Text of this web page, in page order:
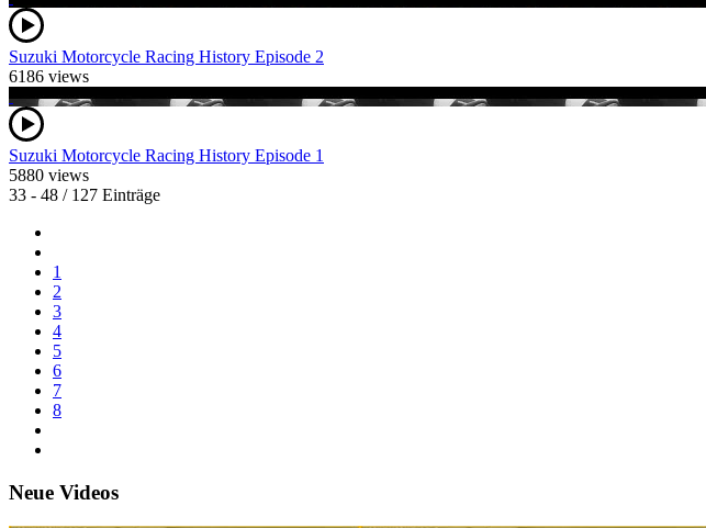
Suzuki Motorcycle Racing History Episode 2
6186 views
Suzuki Motorcycle Racing History Episode 1
5880 views
33 - 48 / 127 Einträge
1
2
3
4
5
6
7
8
Neue Videos